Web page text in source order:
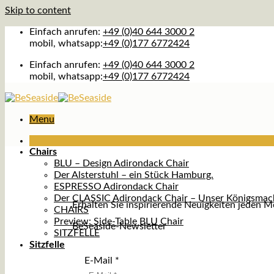
Skip to content
Einfach anrufen: +49 (0)40 644 3000 2
mobil, whatsapp:+49 (0)177 6772424
Einfach anrufen: +49 (0)40 644 3000 2
mobil, whatsapp:+49 (0)177 6772424
Menu
Erhalten Sie inspirierende Neuigkeiten jeden
BeSeaside-Newsletter
E-Mail *
Chairs
BLU – Design Adirondack Chair
Der Alsterstuhl – ein Stück Hamburg.
ESPRESSO Adirondack Chair
Der CLASSIC Adirondack Chair – Unser
CHAIRS
Preview: Side-Table BLU Chair
SITZFELLE
Sitzfelle